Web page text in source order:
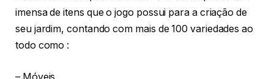
imensa de itens que o jogo possui para a criação de
seu jardim, contando com mais de 100 variedades ao
todo como :